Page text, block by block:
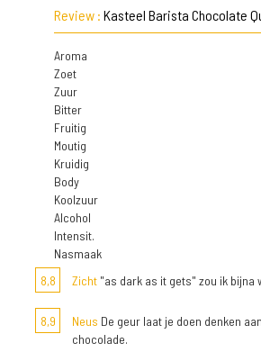
Review : Kasteel Barista Chocolate
Aroma
Zoet
Zuur
Bitter
Fruitig
Moutig
Kruidig
Body
Koolzuur
Alcohol
Intensit.
Nasmaak
8,8
Zicht "as dark as it gets" zou ik bijna
8,9 Neus De geur laat je doen denken
chocolade.